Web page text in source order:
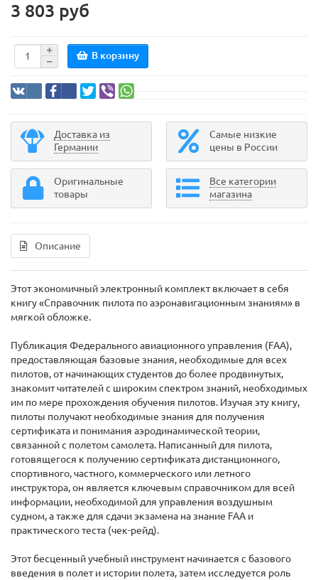
3 803 руб
В корзину
Доставка из
Германии
Самые низкие
цены в России
Оригинальные
товары
Все категории
магазина
Описание
Этот экономичный электронный комплект включает в себя
книгу «Справочник пилота по аэронавигационным знаниям» в
мягкой обложке.
Публикация Федерального авиационного управления (FAA),
предоставляющая базовые знания, необходимые для всех
пилотов, от начинающих студентов до более продвинутых,
знакомит читателей с широким спектром знаний, необходимых
им по мере прохождения обучения пилотов. Изучая эту книгу,
пилоты получают необходимые знания для получения
сертификата и понимания аэродинамической теории,
связанной с полетом самолета. Написанный для пилота,
готовящегося к получению сертификата дистанционного,
спортивного, частного, коммерческого или летного
инструктора, он является ключевым справочником для всей
информации, необходимой для управления воздушным
судном, а также для сдачи экзамена на знание FAA и
практического теста (чек-рейд).
Этот бесценный учебный инструмент начинается с базового
введения в полет и истории полета, затем исследуется роль